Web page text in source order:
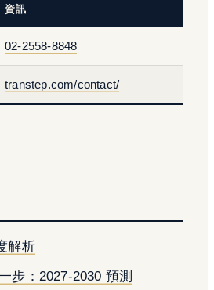
資訊
02-2558-8848
transtep.com/contact/
解析
步：2027-2030 預測